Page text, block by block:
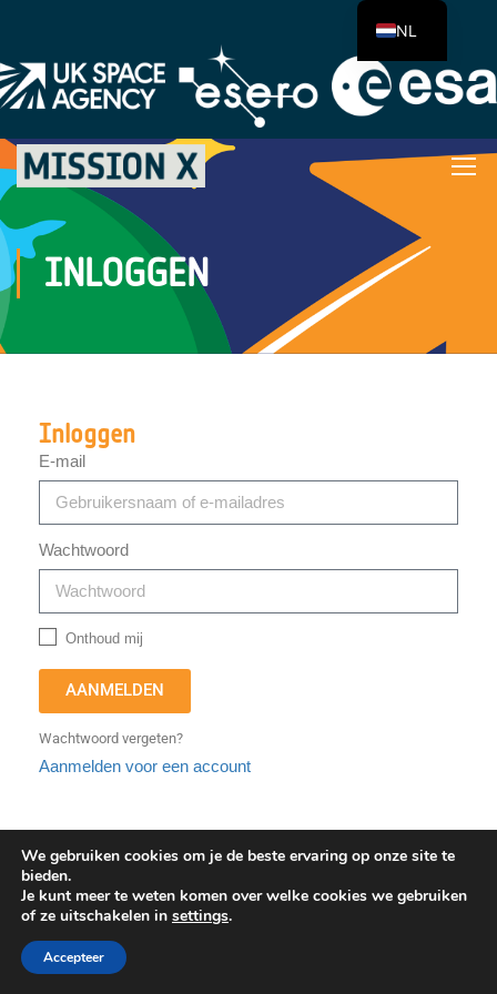
INLOGGEN
Inloggen
E-mail
Wachtwoord
Onthoud mij
AANMELDEN
Wachtwoord vergeten?
Aanmelden voor een account
Copyright © Europees Ruimteagentschap. Alle rechten
voorbehouden.
We gebruiken cookies om je de beste ervaring op onze site te
bieden.
Je kunt meer te weten komen over welke cookies we gebruiken
of ze uitschakelen in settings.
Accepteer
NL